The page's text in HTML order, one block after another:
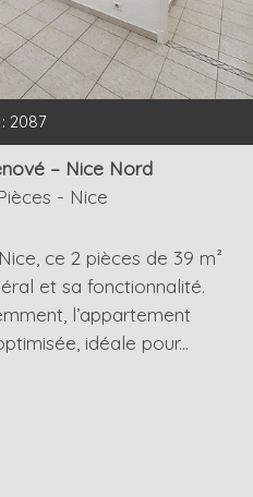
2087
– Nice Nord
- Nice
ce 2 pièces de 39 m²
et sa fonctionnalité.
l’appartement
idéale pour...